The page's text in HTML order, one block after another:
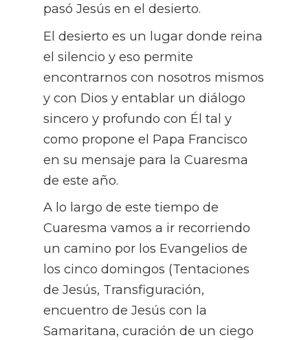
pasó Jesús en el desierto.
El desierto es un lugar donde reina
el silencio y eso permite
encontrarnos con nosotros mismos
y con Dios y entablar un diálogo
sincero y profundo con Él tal y
como propone el Papa Francisco
en su mensaje para la Cuaresma
de este año.
A lo largo de este tiempo de
Cuaresma vamos a ir recorriendo
un camino por los Evangelios de
los cinco domingos (Tentaciones
de Jesús, Transfiguración,
encuentro de Jesús con la
Samaritana, curación de un ciego